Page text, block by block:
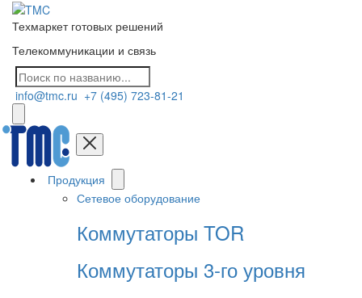
Техмаркет готовых решений
Телекоммуникации и связь
info@tmc.ru +7 (495) 723-81-21
Продукция
Сетевое оборудование
Коммутаторы TOR
Коммутаторы 3-го уровня